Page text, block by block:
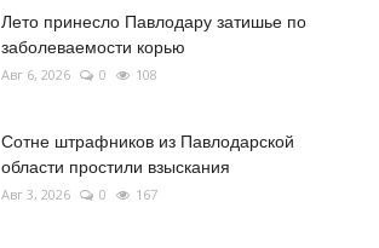
Лето принесло Павлодару затишье по
заболеваемости корью
Авг 6, 2026 0 108
Сотне штрафников из Павлодарской
области простили взыскания
Авг 3, 2026 0 167